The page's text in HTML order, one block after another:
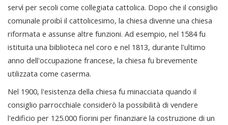
servì per secoli come collegiata cattolica. Dopo che il consiglio
comunale proibì il cattolicesimo, la chiesa divenne una chiesa
riformata e assunse altre funzioni. Ad esempio, nel 1584 fu
istituita una biblioteca nel coro e nel 1813, durante l'ultimo
anno dell'occupazione francese, la chiesa fu brevemente
utilizzata come caserma.
Nel 1900, l'esistenza della chiesa fu minacciata quando il
consiglio parrocchiale considerò la possibilità di vendere
l'edificio per 125.000 fiorini per finanziare la costruzione di un